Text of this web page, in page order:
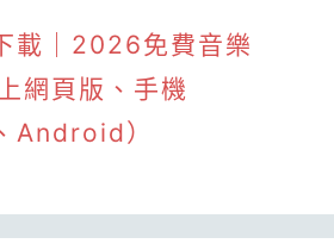
載｜2026免費音樂
網頁版、手機
Android）